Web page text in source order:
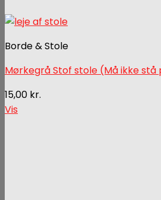
Borde & Stole
Mørkegrå Stof stole (Må ikke
15,00 kr.
Vis